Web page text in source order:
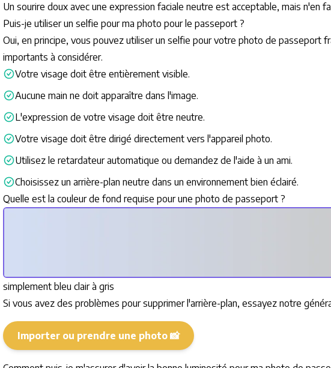
Un sourire doux avec une expression faciale neutre est acceptable, mais n'en
Puis-je utiliser un selfie pour ma photo pour le passeport ?
Oui, en principe, vous pouvez utiliser un selfie pour votre photo de passeport
importants à considérer.
Votre visage doit être entièrement visible.
Aucune main ne doit apparaître dans l'image.
L'expression de votre visage doit être neutre.
Votre visage doit être dirigé directement vers l'appareil photo.
Utilisez le retardateur automatique ou demandez de l'aide à un ami.
Choisissez un arrière-plan neutre dans un environnement bien éclairé.
Quelle est la couleur de fond requise pour une photo de passeport ?
simplement bleu clair à gris
Si vous avez des problèmes pour supprimer l'arrière-plan, essayez notre
Importer ou prendre une photo 📸